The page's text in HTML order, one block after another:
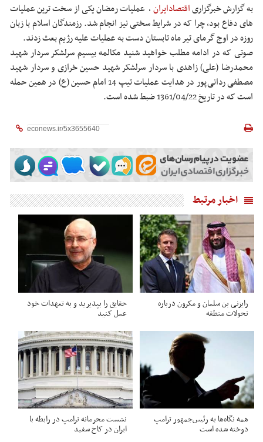
به گزارش خبرگزاریاقتصادایران، عملیات رمضان یکی از سخت ترین عملیات
های دفاع بود، چرا که در شرایط سختی نیز انجام شد. رزمندگان اسلام با زبان
روزه در اوج گرمای تیر ماه تابستان دست به عملیات علیه رژیم بعث زدند.
صوتی که در ادامه مطلب خواهید شنید مکالمه بیسیم سرلشکر سردار شهید
محمدرضا (علی) زاهدی با سردار سرلشکر شهید حسین خرازی و سردار شهید
مصطفی ردانی‌پور در هدایت عملیات تیپ 14 امام حسین (ع) در همین حمله
است که در تاریخ 1361/04/22 ضبط شده است.
اخبار مرتبط
رایزنی بن سلمان و مکرون درباره
تحولات منطقه
حقایق را بپذیرید و به تعهدات خود
عمل کنید
همه نگاه‌ها به رئیس‌جمهور ترامپ
دوخته شده است
نشست محرمانه ترامپ در رابطه با
ایران در کاخ سفید